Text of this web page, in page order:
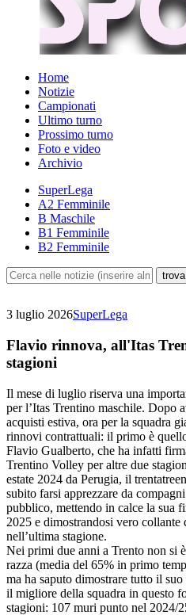
Home
Notizie
Campionati
Ultimo turno
Prossimo turno
Foto e video
Archivio
SuperLega
A2 Femminile
B Maschile
B1 Femminile
B2 Femminile
3 luglio 2026SuperLega
Flavio rinnova, all'Itas
stagioni
Il mese di luglio riserva una
per l’Itas Trentino maschile. Dopo
acquisti estiva, ora per la squadra
rinnovi contrattuali: il primo è
Flavio Gualberto, che ha infatti
Trentino Volley per altre due
estate 2024 da Perugia, il
subito farsi apprezzare da
pubblico, mettendo in calce la sua
2025 e dimostrandosi vero collante
nell’ultima stagione.
Nei primi due anni a Trento non si
razza (media del 65% in primo
ma ha saputo dimostrare tutto il
il migliore della squadra in questo
stagioni: 107 muri punto nel 2024/